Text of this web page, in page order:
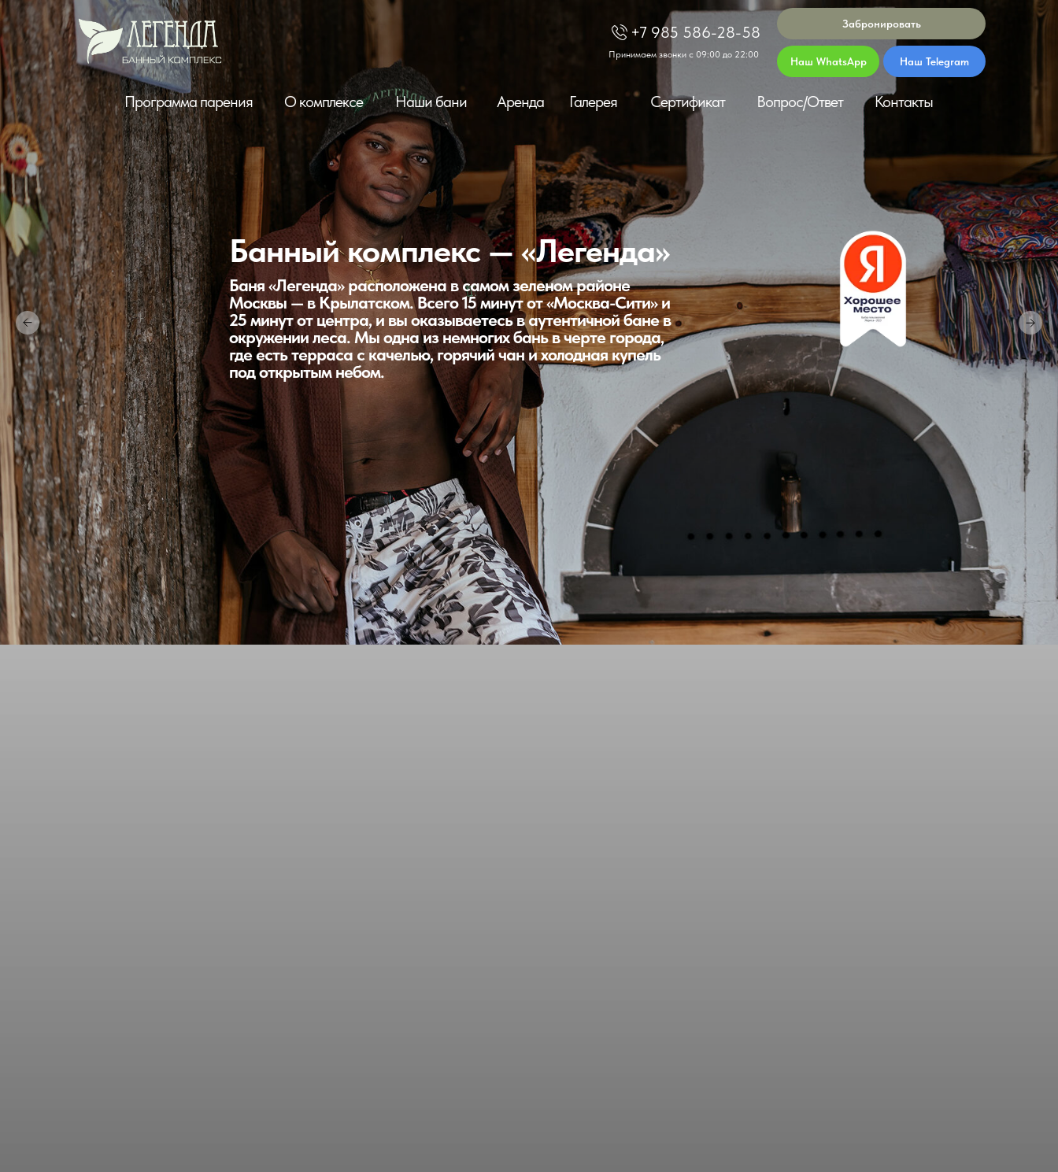
+7 985 586-28-58
Принимаем звонки с 09:00 до 22:00
Аренда
О комплексе
Программа парения Наши бани Галерея Сертификат Вопрос/Ответ Контакты
Забронировать
Наш WhatsApp Наш Telegram
Банный комплекс — «Легенда»
Баня «Легенда» расположена в самом зеленом районе
Москвы — в Крылатском. Всего 15 минут от «Москва-Сити» и
25 минут от центра, и вы оказываетесь в аутентичной бане в
окружении леса. Мы одна из немногих бань в черте города,
где есть терраса с качелью, горячий чан и холодная купель
под открытым небом.